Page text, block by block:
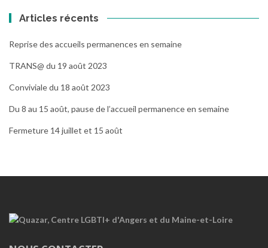
Articles récents
Reprise des accueils permanences en semaine
TRANS@ du 19 août 2023
Conviviale du 18 août 2023
Du 8 au 15 août, pause de l’accueil permanence en semaine
Fermeture 14 juillet et 15 août